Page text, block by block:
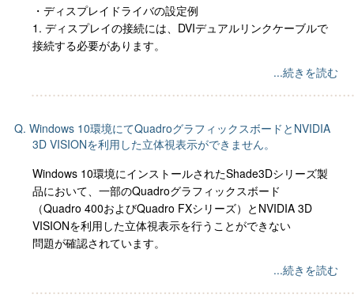
・ディスプレイドライバの設定例
1. ディスプレイの接続には、DVIデュアルリンクケーブルで
接続する必要があります。
...続きを読む
Q. Windows 10環境にてQuadroグラフィックスボードとNVIDIA
3D VISIONを利用した立体視表示ができません。
Windows 10環境にインストールされたShade3Dシリーズ製
品において、一部のQuadroグラフィックスボード
（Quadro 400およびQuadro FXシリーズ）とNVIDIA 3D
VISIONを利用した立体視表示を行うことができない
問題が確認されています。
...続きを読む